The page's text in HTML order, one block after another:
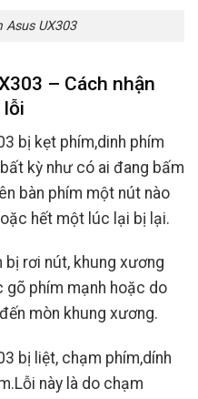
Asus UX303
– Cách nhận
lỗi
bị kẹt phím,dinh phím
kỳ như có ai đang bấm
bàn phím một nút nào
hết một lúc lại bị lại.
bị rơi nút, khung xương
gõ phím mạnh hoặc do
mòn khung xương.
bị liệt, chạm phím,dính
này là do chạm